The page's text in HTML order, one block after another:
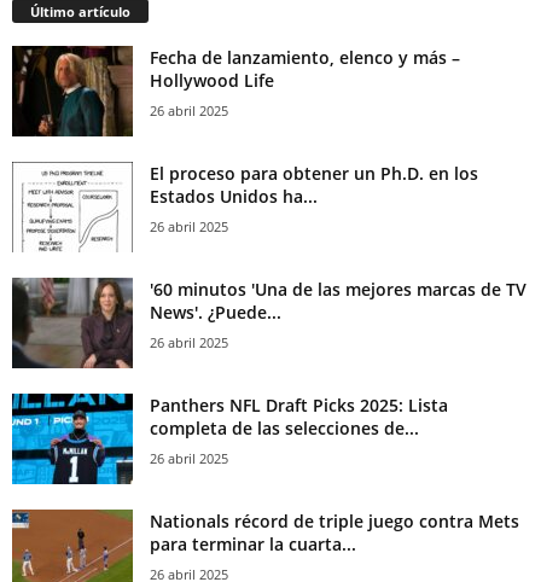
Último artículo
Fecha de lanzamiento, elenco y más –
Hollywood Life
26 abril 2025
El proceso para obtener un Ph.D. en los
Estados Unidos ha...
26 abril 2025
'60 minutos 'Una de las mejores marcas de TV
News'. ¿Puede...
26 abril 2025
Panthers NFL Draft Picks 2025: Lista
completa de las selecciones de...
26 abril 2025
Nationals récord de triple juego contra Mets
para terminar la cuarta...
26 abril 2025